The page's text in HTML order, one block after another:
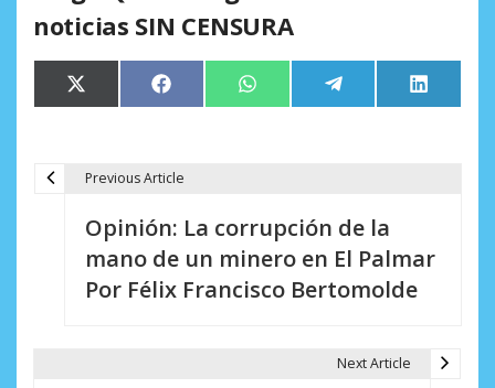
noticias SIN CENSURA
Compartir
en
X
(Twitter)
Compartir
en
Facebook Compartir
en
WhatsApp Compartir
en
Telegram
en
LinkedIn
Previous Article
Opinión: La corrupción de la
mano de un minero en El Palmar
Por Félix Francisco Bertomolde
Next Article